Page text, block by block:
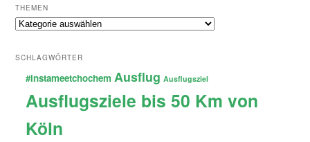
THEMEN
Themen
SCHLAGWÖRTER
#instameetchochem Ausflug Ausflugsziel
Ausflugsziele bis 50 Km von
Köln